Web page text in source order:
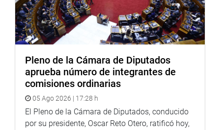
Pleno de la Cámara de Diputados
aprueba número de integrantes de
comisiones ordinarias
05 Ago 2026 | 17:28 h
El Pleno de la Cámara de Diputados, conducido
por su presidente, Oscar Reto Otero, ratificó hoy,